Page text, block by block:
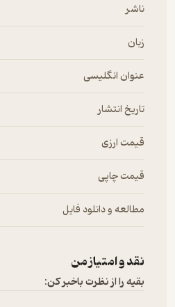
ناشر
زبان
عنوان انگلیسی
تاریخ انتشار
قیمت ارزی
قیمت چاپی
مطالعه و دانلود فایل
نقد و امتیاز من
بقیه را از نظرت باخبر کن: